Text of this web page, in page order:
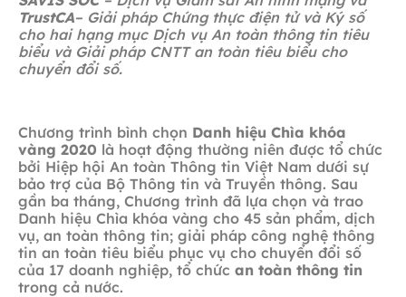
TrustCA– Giải pháp Chứng thực điện tử và Ký số
cho hai hạng mục Dịch vụ An toàn thông tin tiêu
biểu và Giải pháp CNTT an toàn tiêu biểu cho
chuyển đổi số.
Chương trình bình chọn Danh hiệu Chìa khóa
vàng 2020 là hoạt động thường niên được tổ chức
bởi Hiệp hội An toàn Thông tin Việt Nam dưới sự
bảo trợ của Bộ Thông tin và Truyền thông. Sau
gần ba tháng, Chương trình đã lựa chọn và trao
Danh hiệu Chìa khóa vàng cho 45 sản phẩm, dịch
vụ, an toàn thông tin; giải pháp công nghệ thông
tin an toàn tiêu biểu phục vụ cho chuyển đổi số
của 17 doanh nghiệp, tổ chức an toàn thông tin
trong cả nước.